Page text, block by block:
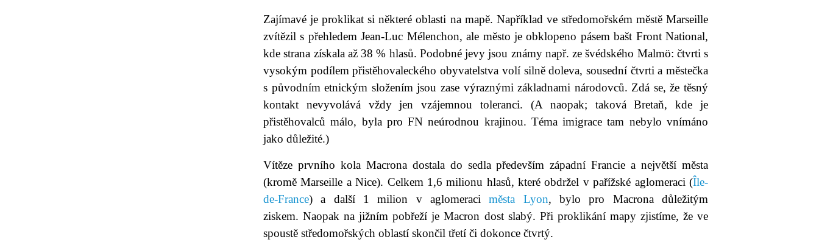
Zajímavé je proklikat si některé oblasti na mapě. Například ve středomořském městě Marseille
zvítězil s přehledem Jean-Luc Mélenchon, ale město je obklopeno pásem bašt Front National,
kde strana získala až 38 % hlasů. Podobné jevy jsou známy např. ze švédského Malmö: čtvrti s
vysokým podílem přistěhovaleckého obyvatelstva volí silně doleva, sousední čtvrti a městečka
s původním etnickým složením jsou zase výraznými základnami národovců. Zdá se, že těsný
kontakt nevyvolává vždy jen vzájemnou toleranci. (A naopak; taková Bretaň, kde je
přistěhovalců málo, byla pro FN neúrodnou krajinou. Téma imigrace tam nebylo vnímáno
jako důležité.)
Vítěze prvního kola Macrona dostala do sedla především západní Francie a největší města
(kromě Marseille a Nice). Celkem 1,6 milionu hlasů, které obdržel v pařížské aglomeraci (Île-
de-France) a další 1 milion v aglomeraciměsta Lyon, bylo pro Macrona důležitým
ziskem. Naopak na jižním pobřeží je Macron dost slabý. Při proklikání mapy zjistíme, že ve
spoustě středomořských oblastí skončil třetí či dokonce čtvrtý.